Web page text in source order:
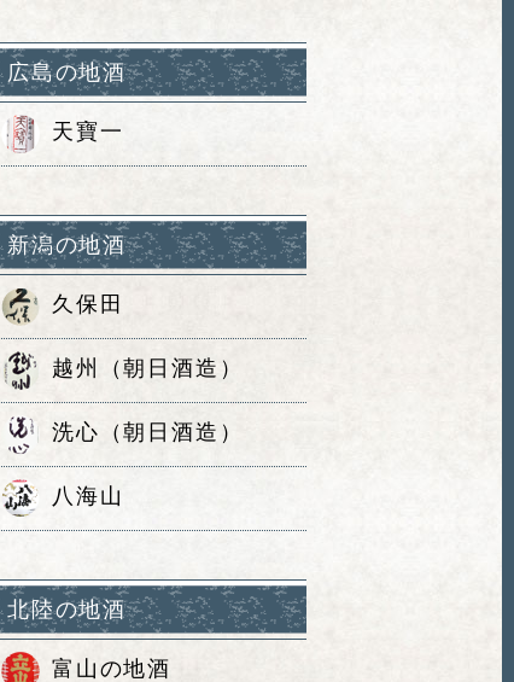
広島の地酒
天寶一
新潟の地酒
久保田
越州（朝日酒造）
洗心（朝日酒造）
八海山
北陸の地酒
富山の地酒